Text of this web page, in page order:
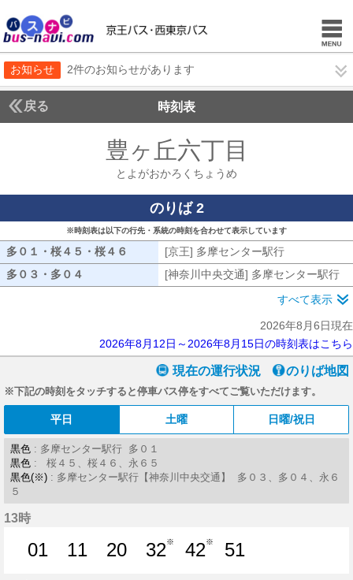
お知らせ 2件のお知らせがあります
戻る 時刻表
豊ヶ丘六丁目
とよがおかろくちょうめ
のりば 2
※時刻表は以下の行先・系統の時刻を合わせて表示しています
多０１・桜４５・桜４６ 多０１・桜４５・桜４６
[京王] 多摩センター駅行
多０３・多０４
[神奈川中央交通] 多摩センター駅行
すべて表示
2026年8月6日現在
2026年8月12日～2026年8月15日の時刻表はこちら
現在の運行状況 のりば地図
※下記の時刻をタッチすると停車バス停をすべてご覧いただけます。
平日 土曜 日曜/祝日
黒色 : 多摩センター駅行 多０１
黒色 : 桜４５、桜４６、永６５
黒色(※) : 多摩センター駅行【神奈川中央交通】 多０３、多０４、永６
５
13時
01
11
20
32※
42※
51